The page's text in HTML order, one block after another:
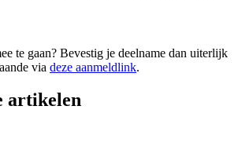
te gaan? Bevestig je deelname dan uiterlijk
via deze aanmeldlink.
artikelen